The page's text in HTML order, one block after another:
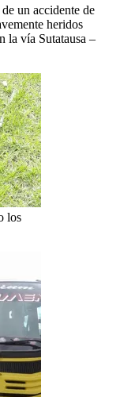
un accidente de
heridos
la vía Sutatausa –
los